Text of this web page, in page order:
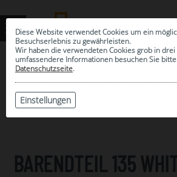
Diese Website verwendet Cookies um ein
Besuchserlebnis zu gewährleisten.
Wir haben die verwendeten Cookies grob in
umfassendere Informationen besuchen Sie
Datenschutzseite.
Einstellungen
ARCHIV
BARENDTEIL 135